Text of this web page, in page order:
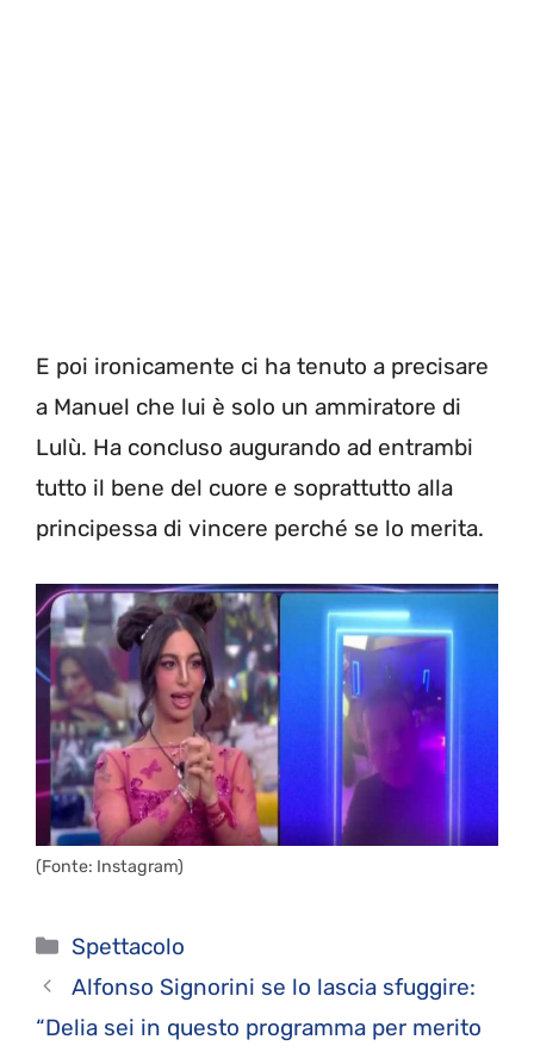
E poi ironicamente ci ha tenuto a precisare
a Manuel che lui è solo un ammiratore di
Lulù. Ha concluso augurando ad entrambi
tutto il bene del cuore e soprattutto alla
principessa di vincere perché se lo merita.
(Fonte: Instagram)
Categorie
Spettacolo
Alfonso Signorini se lo lascia sfuggire:
“Delia sei in questo programma per merito